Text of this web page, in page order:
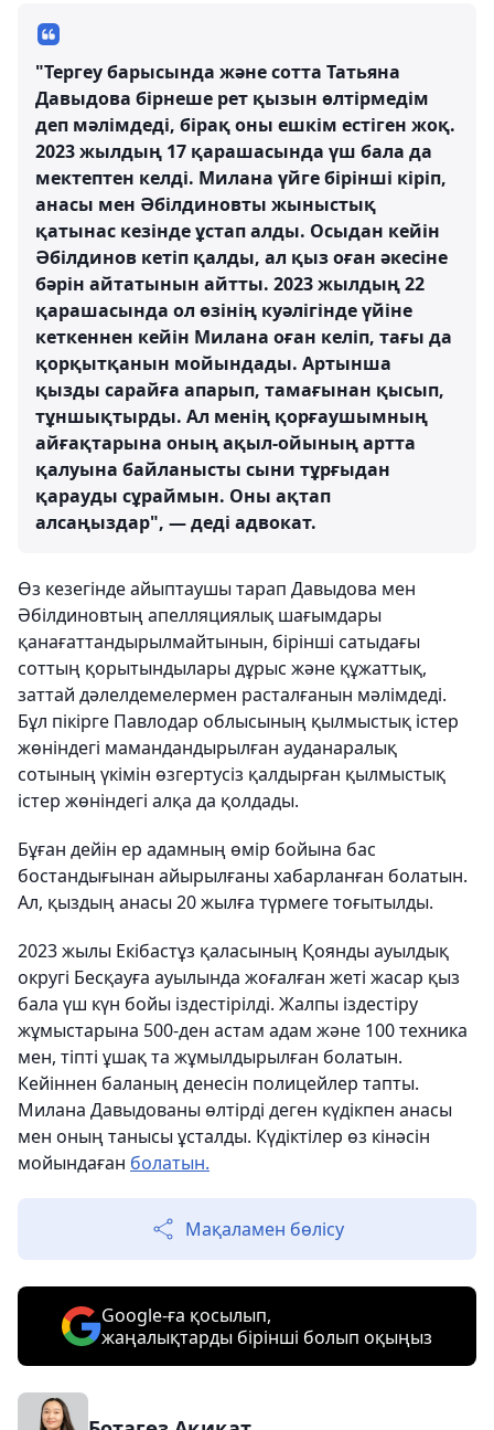
"Тергеу барысында және сотта Татьяна
Давыдова бірнеше рет қызын өлтірмедім
деп мәлімдеді, бірақ оны ешкім естіген жоқ.
2023 жылдың 17 қарашасында үш бала да
мектептен келді. Милана үйге бірінші кіріп,
анасы мен Әбілдиновты жыныстық
қатынас кезінде ұстап алды. Осыдан кейін
Әбілдинов кетіп қалды, ал қыз оған әкесіне
бәрін айтатынын айтты. 2023 жылдың 22
қарашасында ол өзінің куәлігінде үйіне
кеткеннен кейін Милана оған келіп, тағы да
қорқытқанын мойындады. Артынша
қызды сарайға апарып, тамағынан қысып,
тұншықтырды. Ал менің қорғаушымның
айғақтарына оның ақыл-ойының артта
қалуына байланысты сыни тұрғыдан
қарауды сұраймын. Оны ақтап
алсаңыздар", — деді адвокат.
Өз кезегінде айыптаушы тарап Давыдова мен
Әбілдиновтың апелляциялық шағымдары
қанағаттандырылмайтынын, бірінші сатыдағы
соттың қорытындылары дұрыс және құжаттық,
заттай дәлелдемелермен расталғанын мәлімдеді.
Бұл пікірге Павлодар облысының қылмыстық істер
жөніндегі мамандандырылған ауданаралық
сотының үкімін өзгертусіз қалдырған қылмыстық
істер жөніндегі алқа да қолдады.
Бұған дейін ер адамның өмір бойына бас
бостандығынан айырылғаны хабарланған болатын.
Ал, қыздың анасы 20 жылға түрмеге тоғытылды.
2023 жылы Екібастұз қаласының Қоянды ауылдық
округі Бесқауға ауылында жоғалған жеті жасар қыз
бала үш күн бойы іздестірілді. Жалпы іздестіру
жұмыстарына 500-ден астам адам және 100 техника
мен, тіпті ұшақ та жұмылдырылған болатын.
Кейіннен баланың денесін полицейлер тапты.
Милана Давыдованы өлтірді деген күдікпен анасы
мен оның танысы ұсталды. Күдіктілер өз кінәсін
мойындаған болатын.
Мақаламен бөлісу
Google-ға қосылып,
жаңалықтарды бірінші болып оқыңыз